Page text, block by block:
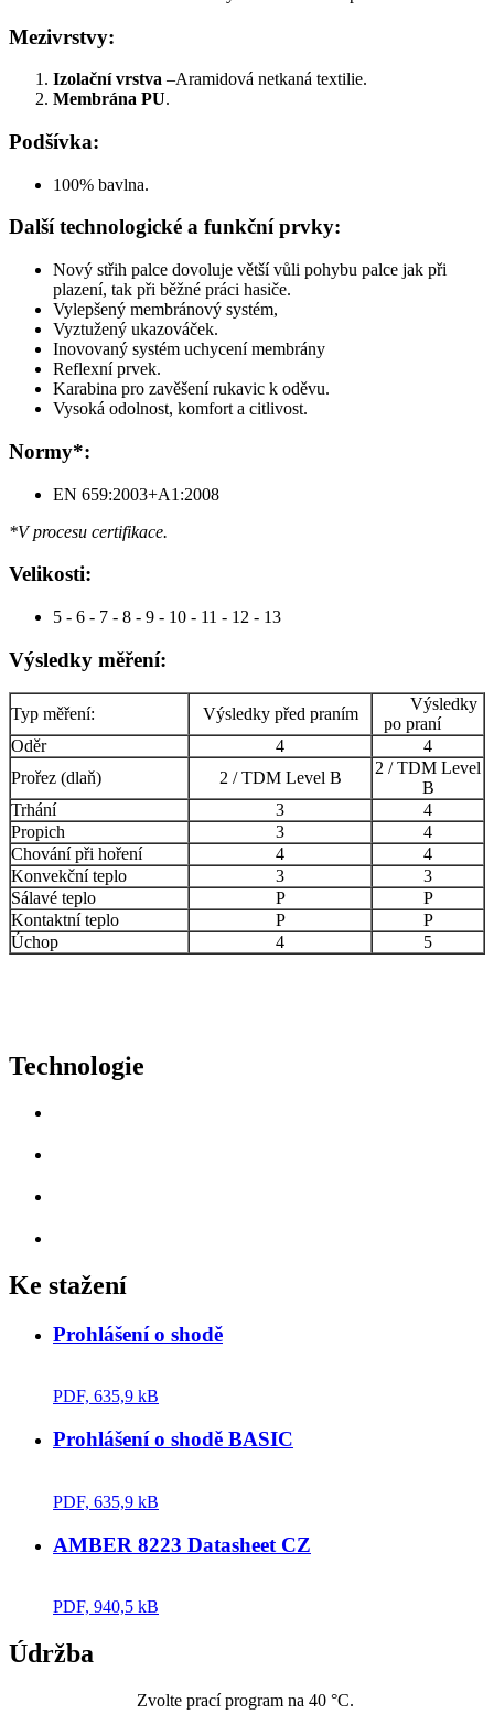
Mezivrstvy:
Izolační vrstva –Aramidová netkaná textilie.
Membrána PU.
Podšívka:
100% bavlna.
Další technologické a funkční prvky:
Nový střih palce dovoluje větší vůli pohybu palce jak při
plazení, tak při běžné práci hasiče.
Vylepšený membránový systém,
Vyztužený ukazováček.
Inovovaný systém uchycení membrány
Reflexní prvek.
Karabina pro zavěšení rukavic k oděvu.
Vysoká odolnost, komfort a citlivost.
Normy*:
EN 659:2003+A1:2008
*V procesu certifikace.
Velikosti:
5 - 6 - 7 - 8 - 9 - 10 - 11 - 12 - 13
Výsledky měření:
Typ měření: Výsledky před praním
Výsledky
po praní
Oděr
4
4
Prořez (dlaň)
2 / TDM Level B
2 / TDM Level
B
Trhání
3
4
Propich
3
4
Chování při hoření
4
4
Konvekční teplo
3
3
Sálavé teplo
P
P
Kontaktní teplo
P
P
Úchop
4 5
Technologie
Ke stažení
Prohlášení o shodě
PDF, 635,9 kB
Prohlášení o shodě BASIC
PDF, 635,9 kB
AMBER 8223 Datasheet CZ
PDF, 940,5 kB
Údržba
Zvolte prací program na 40 °C.